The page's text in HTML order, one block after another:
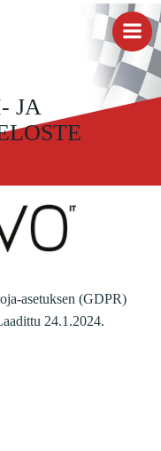
JA
asetuksen (GDPR)
24.1.2024.